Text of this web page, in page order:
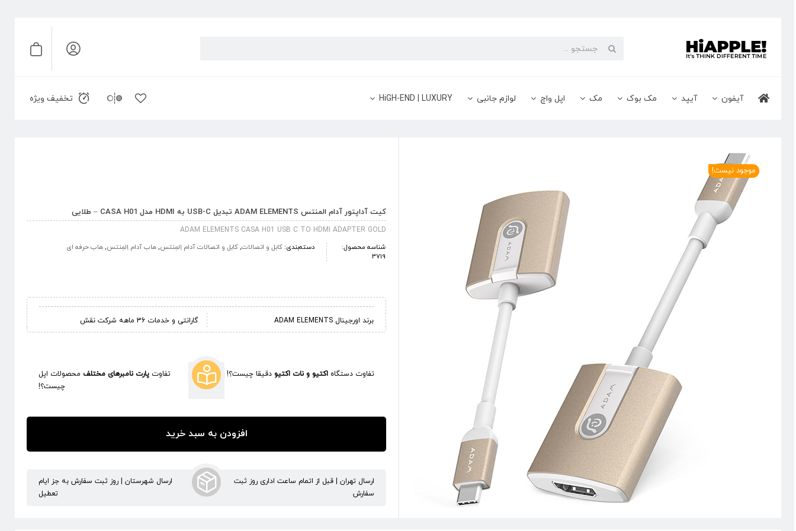
content
جستجو
آیفون آیپد مک بوک مک اپل واچ لوازم جانبی HiGH-END | LUXURY تخفیف ویژه
موجود نیست!
کیت آداپتور آدام المنتس ADAM ELEMENTS تبدیل USB-C به HDMI مدل CASA H01 – طلایی
ADAM ELEMENTS CASA H01 USB C TO HDMI ADAPTER GOLD
شناسه محصول:
3719
دسته‌بندی:کابل و اتصالات,کابل و اتصالات آدام اِلمِنتس,هاب آدام اِلمِنتس,هاب حرفه ای
برند اورجینال ADAM ELEMENTS گارانتی و خدمات 36 ماهه شرکت نقش
تفاوت دستگاه اکتیو و نات اکتیو دقیقا چیست؟! تفاوت پارت نامبرهای مختلف محصولات اپل
چیست؟!
افزودن به سبد خرید
ارسال تهران | قبل از اتمام ساعت اداری روز ثبت
سفارش
ارسال شهرستان | روز ثبت سفارش به جز ایام
تعطیل